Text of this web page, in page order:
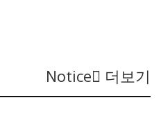
Notice 더보기